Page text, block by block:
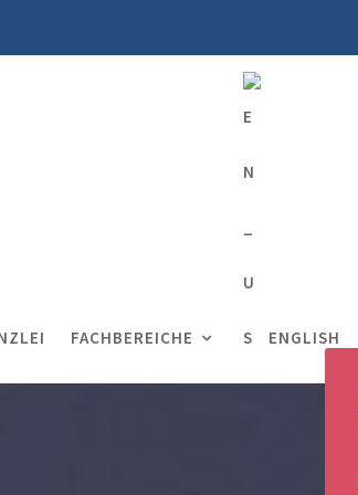
FACHBEREICHE ENGLISH